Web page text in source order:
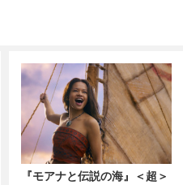
『モアナと伝説の海』＜超＞